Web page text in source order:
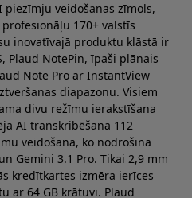
piezīmju veidošanas zīmols,
170+ valstīs
inovatīvajā produktu klāstā ir
Plaud NotePin, īpaši plānais
Note Pro ar InstantView
diapazonu. Visiem
divu režīmu ierakstīšana
AI transkribēšana 112
veidošana, ko nodrošina
Gemini 3.1 Pro. Tikai 2,9 mm
kredītkartes izmēra ierīces
ar 64 GB krātuvi. Plaud